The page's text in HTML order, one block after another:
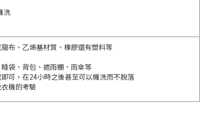
洗
布、乙烯基材質、橡膠還有塑料等
袋、背包、遮雨棚、雨傘等
可，在24小時之後甚至可以機洗而不脫落
機的考驗